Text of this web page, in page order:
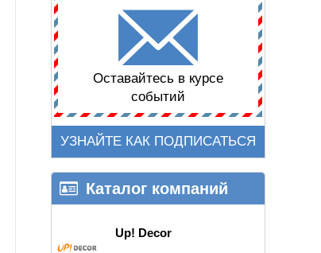
Оставайтесь в курсе
событий
УЗНАЙТЕ КАК ПОДПИСАТЬСЯ
Каталог компаний
Up! Decor